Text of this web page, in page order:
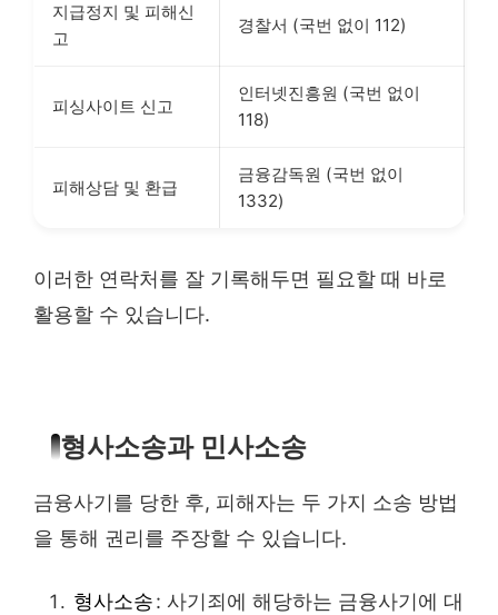
지급정지 및 피해신
고
경찰서 (국번 없이 112)
피싱사이트 신고
인터넷진흥원 (국번 없이
118)
피해상담 및 환급
금융감독원 (국번 없이
1332)
이러한 연락처를 잘 기록해두면 필요할 때 바로
활용할 수 있습니다.
형사소송과 민사소송
금융사기를 당한 후, 피해자는 두 가지 소송 방법
을 통해 권리를 주장할 수 있습니다.
형사소송: 사기죄에 해당하는 금융사기에 대